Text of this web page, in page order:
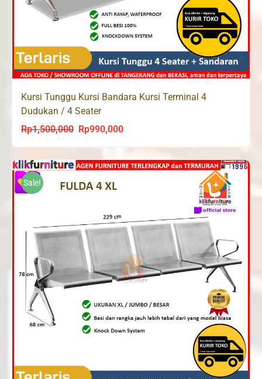
Kursi Tunggu Kursi Bandara Kursi Terminal 4
Dudukan / 4 Seater
Rp1,500,000
Original
was:
Rp990,000Current
is:
Sale!